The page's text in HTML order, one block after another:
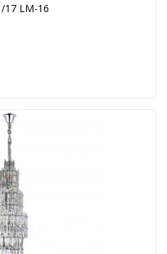
17 LM-16